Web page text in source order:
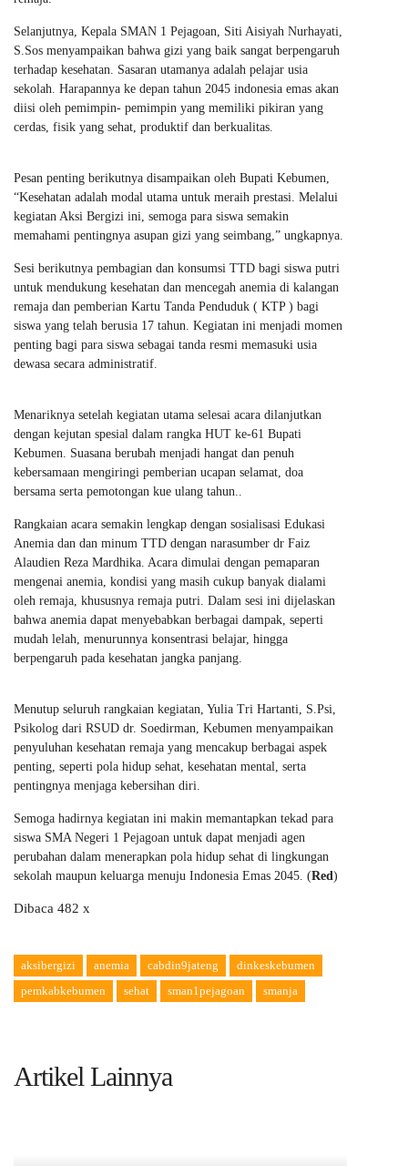
Selanjutnya, Kepala SMAN 1 Pejagoan, Siti Aisiyah Nurhayati,
S.Sos menyampaikan bahwa gizi yang baik sangat berpengaruh
terhadap kesehatan. Sasaran utamanya adalah pelajar usia
sekolah. Harapannya ke depan tahun 2045 indonesia emas akan
diisi oleh pemimpin- pemimpin yang memiliki pikiran yang
cerdas, fisik yang sehat, produktif dan berkualitas.
Pesan penting berikutnya disampaikan oleh Bupati Kebumen,
“Kesehatan adalah modal utama untuk meraih prestasi. Melalui
kegiatan Aksi Bergizi ini, semoga para siswa semakin
memahami pentingnya asupan gizi yang seimbang,” ungkapnya.
Sesi berikutnya pembagian dan konsumsi TTD bagi siswa putri
untuk mendukung kesehatan dan mencegah anemia di kalangan
remaja dan pemberian Kartu Tanda Penduduk ( KTP ) bagi
siswa yang telah berusia 17 tahun. Kegiatan ini menjadi momen
penting bagi para siswa sebagai tanda resmi memasuki usia
dewasa secara administratif.
Menariknya setelah kegiatan utama selesai acara dilanjutkan
dengan kejutan spesial dalam rangka HUT ke-61 Bupati
Kebumen. Suasana berubah menjadi hangat dan penuh
kebersamaan mengiringi pemberian ucapan selamat, doa
bersama serta pemotongan kue ulang tahun..
Rangkaian acara semakin lengkap dengan sosialisasi Edukasi
Anemia dan dan minum TTD dengan narasumber dr Faiz
Alaudien Reza Mardhika. Acara dimulai dengan pemaparan
mengenai anemia, kondisi yang masih cukup banyak dialami
oleh remaja, khususnya remaja putri. Dalam sesi ini dijelaskan
bahwa anemia dapat menyebabkan berbagai dampak, seperti
mudah lelah, menurunnya konsentrasi belajar, hingga
berpengaruh pada kesehatan jangka panjang.
Menutup seluruh rangkaian kegiatan, Yulia Tri Hartanti, S.Psi,
Psikolog dari RSUD dr. Soedirman, Kebumen menyampaikan
penyuluhan kesehatan remaja yang mencakup berbagai aspek
penting, seperti pola hidup sehat, kesehatan mental, serta
pentingnya menjaga kebersihan diri.
Semoga hadirnya kegiatan ini makin memantapkan tekad para
siswa SMA Negeri 1 Pejagoan untuk dapat menjadi agen
perubahan dalam menerapkan pola hidup sehat di lingkungan
sekolah maupun keluarga menuju Indonesia Emas 2045. (Red)
Dibaca 482 x
aksibergizi anemia cabdin9jateng
dinkeskebumen
pemkabkebumen
sehat sman1pejagoan smanja
Artikel Lainnya